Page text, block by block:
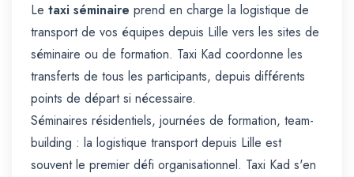
Le taxi séminaire prend en charge la logistique de
transport de vos équipes depuis Lille vers les sites de
séminaire ou de formation. Taxi Kad coordonne les
transferts de tous les participants, depuis différents
points de départ si nécessaire.
Séminaires résidentiels, journées de formation, team-
building : la logistique transport depuis Lille est
souvent le premier défi organisationnel. Taxi Kad s'en